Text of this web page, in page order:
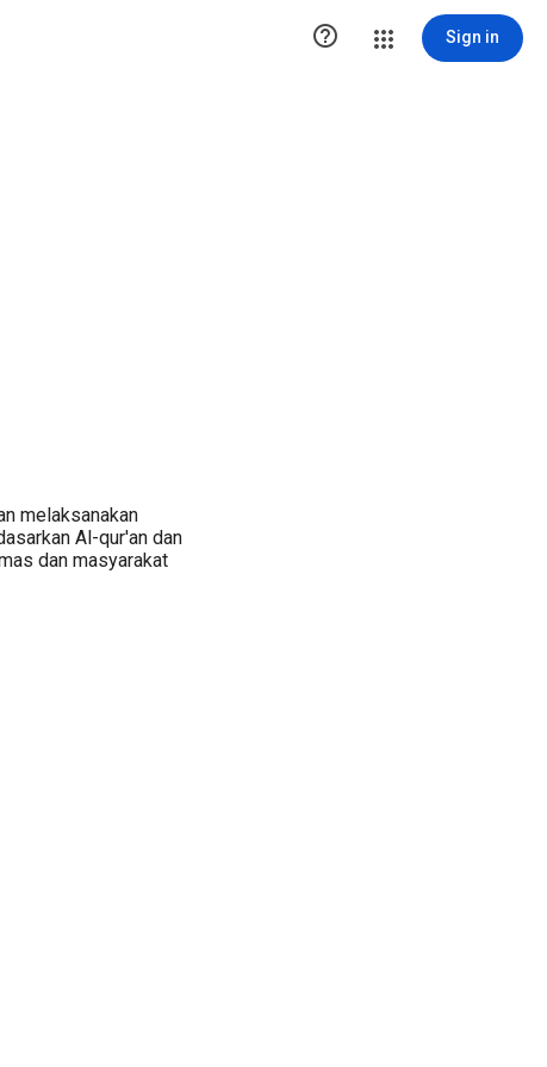
 Sign in
melaksanakan
Al-qur'an dan
dan masyarakat